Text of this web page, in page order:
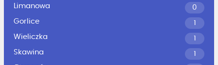
Limanowa
0
Gorlice
1
Wieliczka
1
Skawina
1